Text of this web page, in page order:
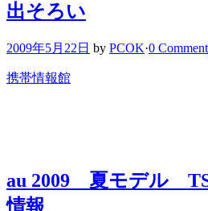
出そろい
2009年5月22日 by PCOK·0 Comment
携帯情報館
au 2009 夏モデル
情報